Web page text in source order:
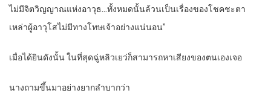
ไม่มีจิตวิญญาณแห่งอาวุธ…ทั้งหมดนั้นล้วนเป็นเรื่องของโชคชะตา
เหล่าผู้อาวุโสไม่มีทางโทษเจ้าอย่างแน่นอน”
เมื่อได้ยินดังนั้น ในที่สุดฉู่หลิวเยว่ก็สามารถหาเสียงของตนเองเจอ
นางถามขึ้นมาอย่างยากลำบากว่า